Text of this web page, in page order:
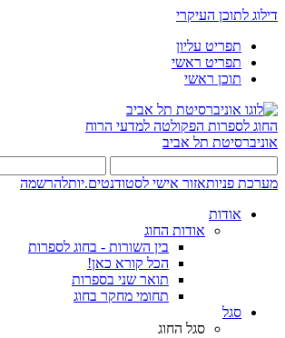
דילוג לתוכן העיקרי
תפריט עליון
תפריט ראשי
תוכן ראשי
החוג לספרות הפקולטה למדעי הרוח
אוניברסיטת תל אביב
מערכת פניותאזור אישי לסטודנטים.יותלהרשמה
אודות
אודות החוג
בין השורות - בחוג לספרות
הכל קורא כאן!
תואר שני בספרות
תחומי מחקר בחוג
סגל
סגל החוג